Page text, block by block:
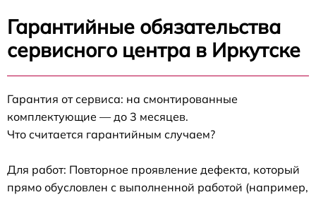
Гарантийные обязательства
сервисного центра в Иркутске
Гарантия от сервиса: на смонтированные
комплектующие — до 3 месяцев.
Что считается гарантийным случаем?
Для работ: Повторное проявление дефекта, который
прямо обусловлен с выполненной работой (например,